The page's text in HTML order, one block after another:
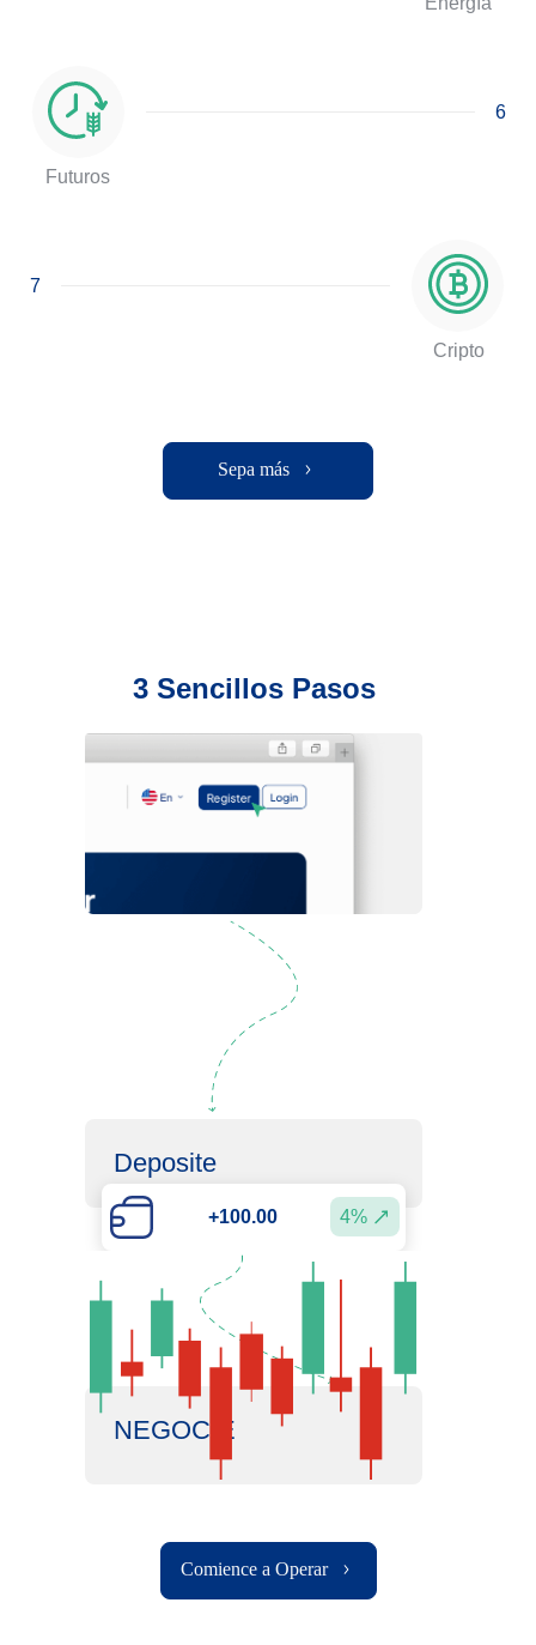
6
Futuros
7
Cripto
Sepa más
3 Sencillos Pasos
Regístrate
Deposite
+100.00 4%
NEGOCIE
Comience a Operar